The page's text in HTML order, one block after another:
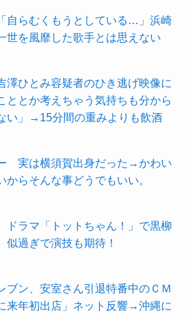
自らむくもうとしている…」浜崎
世を風靡した歌手とは思えない
澤ひとみ容疑者のひき逃げ映像に
ととか考えちゃう気持ちも分から
い」→15分間の重みよりも飲酒
実は横須賀出身だった→かわい
からそんな事どうでもいい。
ラマ「トットちゃん！」で黒柳
過ぎで演技も期待！
ブン、安室さん引退特番中のＣＭ
来年初出店」ネット反響→沖縄に